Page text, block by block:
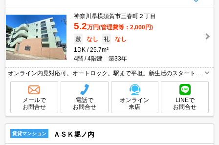
神奈川県横須賀市三春町２丁目
5.2万円(管理費等：2,000円)
敷
なし 礼
なし
1DK
25.7m²
4階
4階建 築33年
オンライン内見対応可。オートロック。駅まで平坦。新生活のスタートは
ここから。
メールで
お問合せ
電話で
お問合せ
オンライン
来店
LINEで
お問合せ
賃貸マンション ＡＳＫ堀ノ内